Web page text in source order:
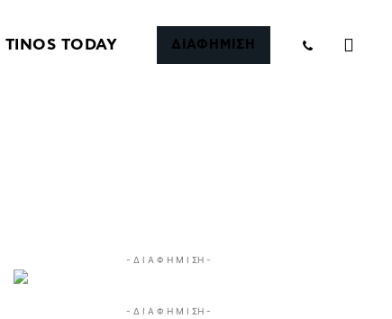
TINOS TODAY ΔΙΑΦΗΜΙΣΗ
- Δ Ι Α Φ Η Μ Ι ΣΗ -
- Δ Ι Α Φ Η Μ Ι ΣΗ -